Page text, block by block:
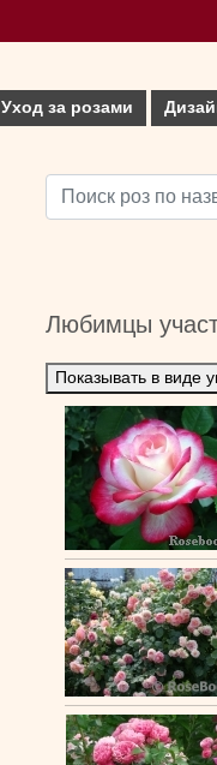
Уход за розами
Любимцы
Показывать в виде